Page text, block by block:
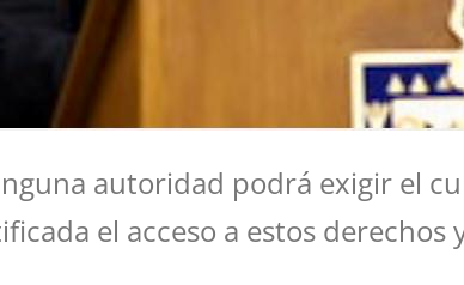
autoridad podrá exigir el
el acceso a estos derechos